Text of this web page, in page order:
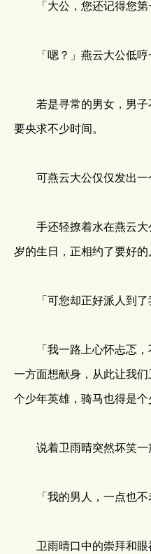
「大公，您还记得您第
「嗯？」燕云大公低哼
若是寻常的男女，男子
要央求不少时间。
可燕云大公仅仅发出一
手还轻撩着水在燕云大
岁的生日，正相约了要好
「可您却正好派人到了
「我一路上心怀忐忑，
一方面想献身，从此让我
个少年英雄，骑马也得是
说着卫雨晴突然坏笑一
「我的男人，一点也不
卫雨晴口中的崇拜和眼